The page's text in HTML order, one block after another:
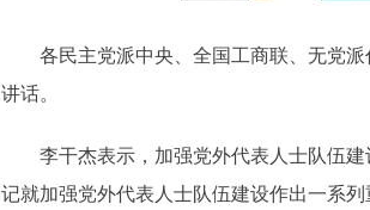
各民主党派中央、全国工商联、无党派
讲话。
李干杰表示，加强党外代表人士队伍建
记就加强党外代表人士队伍建设作出一系